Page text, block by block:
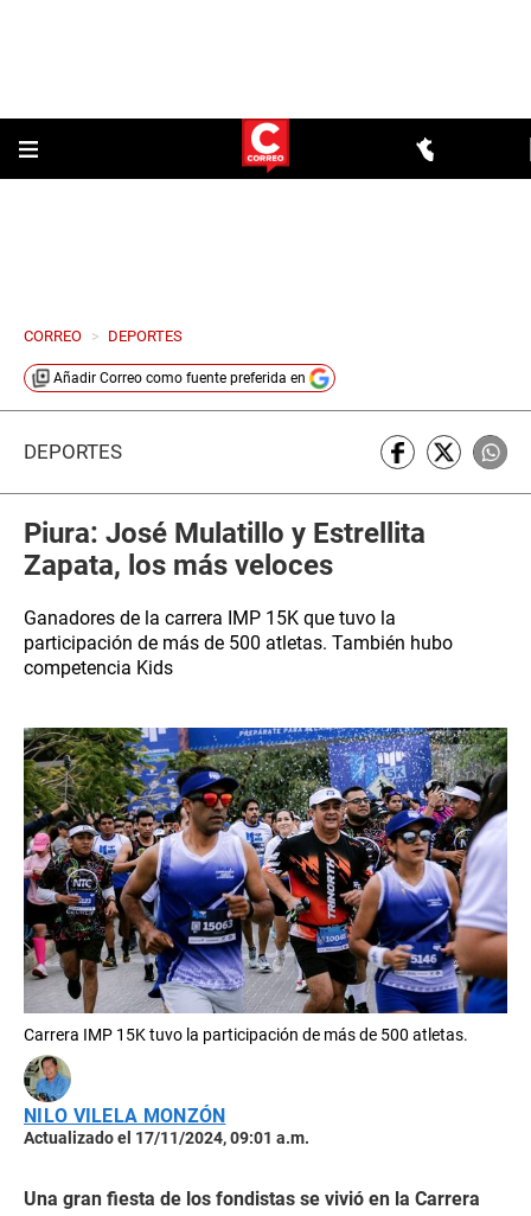
CORREO > DEPORTES
Añadir Correo como fuente preferida en
DEPORTES
Piura: José Mulatillo y Estrellita
Zapata, los más veloces
Ganadores de la carrera IMP 15K que tuvo la
participación de más de 500 atletas. También hubo
competencia Kids
Carrera IMP 15K tuvo la participación de más de 500 atletas.
NILO VILELA MONZÓN
Actualizado el 17/11/2024, 09:01 a.m.
Una gran fiesta de los fondistas se vivió en la Carrera